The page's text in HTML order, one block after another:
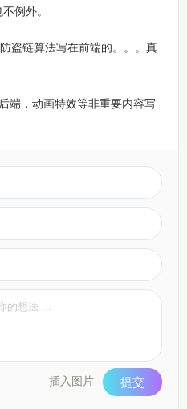
例外。
盗链算法写在前端的。。。真
端，动画特效等非重要内容写
插入图片 提交